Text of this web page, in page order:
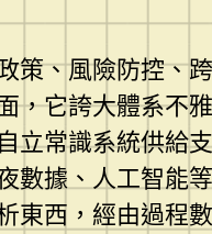
策、風險防控、
，它誇大體系不
立常識系統供給
數據、人工智能
西，經由過程